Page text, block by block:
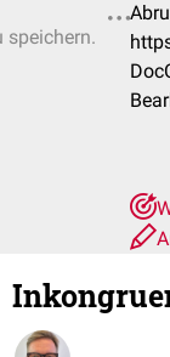
speichern.